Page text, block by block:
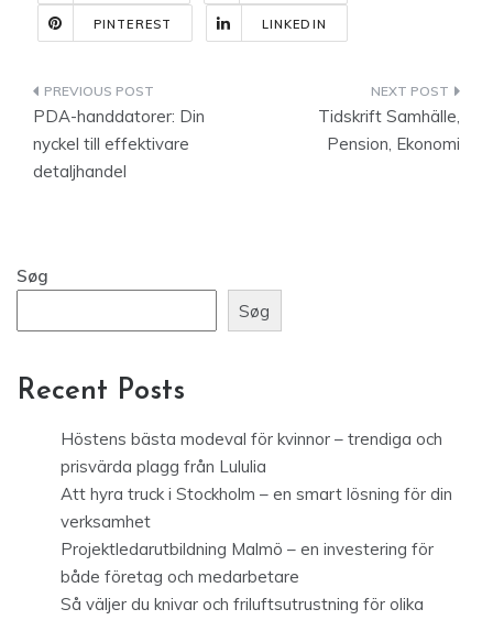
PINTEREST LINKEDIN
Indlægsnavigation
PDA-handdatorer: Din
nyckel till effektivare
detaljhandel
Tidskrift Samhälle,
Pension, Ekonomi
Søg
Søg
Recent Posts
Höstens bästa modeval för kvinnor – trendiga och
prisvärda plagg från Lululia
Att hyra truck i Stockholm – en smart lösning för din
verksamhet
Projektledarutbildning Malmö – en investering för
både företag och medarbetare
Så väljer du knivar och friluftsutrustning för olika